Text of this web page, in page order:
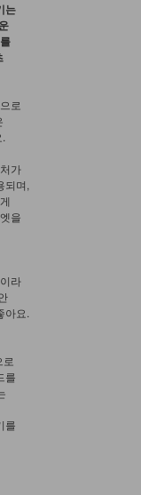
는
로
가
되며,
을
라
아요.
를
를